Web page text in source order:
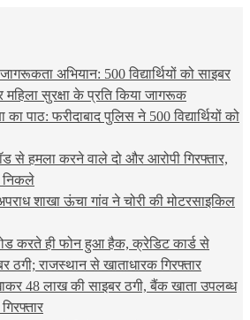
अभियान: 500 विद्यार्थियों को साइबर
महिला सुरक्षा के प्रति किया जागरूक
पाठ: फरीदाबाद पुलिस ने 500 विद्यार्थियों को
से हमला करने वाले दो और आरोपी गिरफ्तार,
निकले
शाखा ऊंचा गांव ने चोरी की मोटरसाइकिल
करते ही फोन हुआ हैक, क्रेडिट कार्ड से
ठगी; राजस्थान से खाताधारक गिरफ्तार
48 लाख की साइबर ठगी, बैंक खाता उपलब्ध